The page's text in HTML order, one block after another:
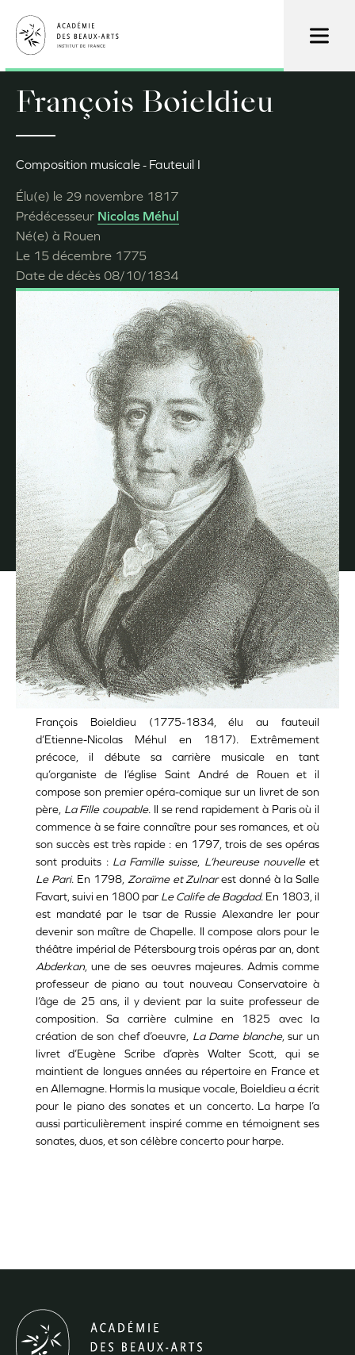
contenu
principal
François Boieldieu
Composition musicale Fauteuil I
Élu(e) le 29 novembre 1817
Prédécesseur Nicolas Méhul
Né(e) à Rouen
Le 15 décembre 1775
Date de décès 08/10/1834
François Boieldieu (1775-1834, élu au fauteuil
d’Etienne-Nicolas Méhul en 1817). Extrêmement
précoce, il débute sa carrière musicale en tant
qu’organiste de l’église Saint André de Rouen et il
compose son premier opéra-comique sur un livret de son
père, La Fille coupable. Il se rend rapidement à Paris où il
commence à se faire connaître pour ses romances, et où
son succès est très rapide : en 1797, trois de ses opéras
sont produits : La Famille suisse, L’heureuse nouvelle et
Le Pari. En 1798, Zoraïme et Zulnarest donné à la Salle
Favart, suivi en 1800 par Le Calife de Bagdad. En 1803, il
est mandaté par le tsar de Russie Alexandre Ier pour
devenir son maître de Chapelle. Il compose alors pour le
théâtre impérial de Pétersbourg trois opéras par an, dont
Abderkan, une de ses oeuvres majeures. Admis comme
professeur de piano au tout nouveau Conservatoire à
l’âge de 25 ans, il y devient par la suite professeur de
composition. Sa carrière culmine en 1825 avec la
création de son chef d’oeuvre, La Dame blanche, sur un
livret d’Eugène Scribe d’après Walter Scott, qui se
maintient de longues années au répertoire en France et
en Allemagne. Hormis la musique vocale, Boieldieu a écrit
pour le piano des sonates et un concerto. La harpe l’a
aussi particulièrement inspiré comme en témoignent ses
sonates, duos, et son célèbre concerto pour harpe.